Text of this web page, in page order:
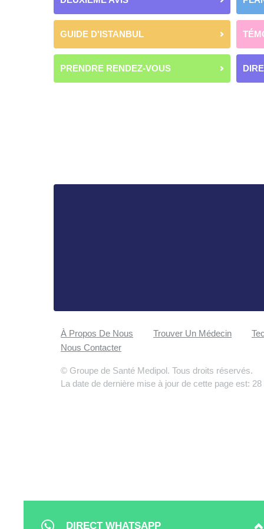
GUIDE D'ISTANBUL
PRENDRE RENDEZ-VOUS
À Propos De Nous Trouver Un Médecin
Nous Contacter
© Groupe de Santé Medipol. Tous droits réservés.
La date de dernière mise à jour de cette page est:
DIRECT WHATSAPP